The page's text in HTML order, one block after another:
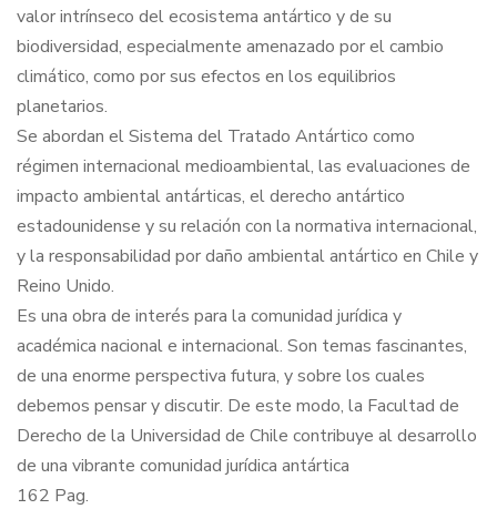
valor intrínseco del ecosistema antártico y de su
biodiversidad, especialmente amenazado por el cambio
climático, como por sus efectos en los equilibrios
planetarios.
Se abordan el Sistema del Tratado Antártico como
régimen internacional medioambiental, las evaluaciones de
impacto ambiental antárticas, el derecho antártico
estadounidense y su relación con la normativa internacional,
y la responsabilidad por daño ambiental antártico en Chile y
Reino Unido.
Es una obra de interés para la comunidad jurídica y
académica nacional e internacional. Son temas fascinantes,
de una enorme perspectiva futura, y sobre los cuales
debemos pensar y discutir. De este modo, la Facultad de
Derecho de la Universidad de Chile contribuye al desarrollo
de una vibrante comunidad jurídica antártica
162 Pag.